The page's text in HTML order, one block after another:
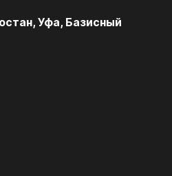
Уфа, Базисный